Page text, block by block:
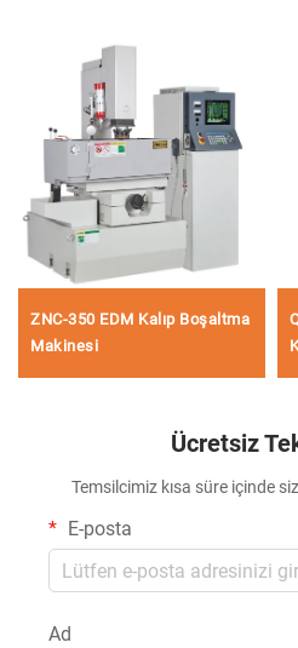
ZNC-350 EDM Kalıp Boşaltma
Makinesi
Ücretsiz
Temsilcimiz kısa süre içinde
E-posta
Ad